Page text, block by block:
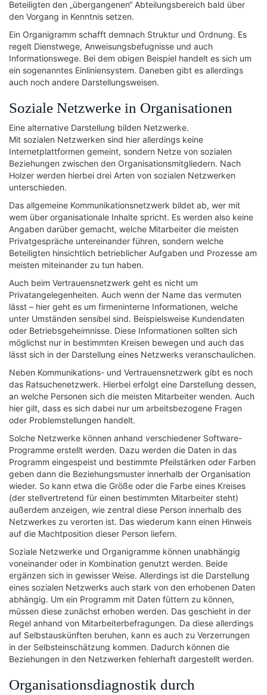
Beteiligten den „übergangenen“ Abteilungsbereich bald über
den Vorgang in Kenntnis setzen.
Ein Organigramm schafft demnach Struktur und Ordnung. Es
regelt Dienstwege, Anweisungsbefugnisse und auch
Informationswege. Bei dem obigen Beispiel handelt es sich um
ein sogenanntes Einliniensystem. Daneben gibt es allerdings
auch noch andere Darstellungsweisen.
Soziale Netzwerke in Organisationen
Eine alternative Darstellung bilden Netzwerke.
Mit sozialen Netzwerken sind hier allerdings keine
Internetplattformen gemeint, sondern Netze von sozialen
Beziehungen zwischen den Organisationsmitgliedern. Nach
Holzer werden hierbei drei Arten von sozialen Netzwerken
unterschieden.
Das allgemeine Kommunikationsnetzwerk bildet ab, wer mit
wem über organisationale Inhalte spricht. Es werden also keine
Angaben darüber gemacht, welche Mitarbeiter die meisten
Privatgespräche untereinander führen, sondern welche
Beteiligten hinsichtlich betrieblicher Aufgaben und Prozesse am
meisten miteinander zu tun haben.
Auch beim Vertrauensnetzwerk geht es nicht um
Privatangelegenheiten. Auch wenn der Name das vermuten
lässt – hier geht es um firmeninterne Informationen, welche
unter Umständen sensibel sind. Beispielsweise Kundendaten
oder Betriebsgeheimnisse. Diese Informationen sollten sich
möglichst nur in bestimmten Kreisen bewegen und auch das
lässt sich in der Darstellung eines Netzwerks veranschaulichen.
Neben Kommunikations- und Vertrauensnetzwerk gibt es noch
das Ratsuchenetzwerk. Hierbei erfolgt eine Darstellung dessen,
an welche Personen sich die meisten Mitarbeiter wenden. Auch
hier gilt, dass es sich dabei nur um arbeitsbezogene Fragen
oder Problemstellungen handelt.
Solche Netzwerke können anhand verschiedener Software-
Programme erstellt werden. Dazu werden die Daten in das
Programm eingespeist und bestimmte Pfeilstärken oder Farben
geben dann die Beziehungsmuster innerhalb der Organisation
wieder. So kann etwa die Größe oder die Farbe eines Kreises
(der stellvertretend für einen bestimmten Mitarbeiter steht)
außerdem anzeigen, wie zentral diese Person innerhalb des
Netzwerkes zu verorten ist. Das wiederum kann einen Hinweis
auf die Machtposition dieser Person liefern.
Soziale Netzwerke und Organigramme können unabhängig
voneinander oder in Kombination genutzt werden. Beide
ergänzen sich in gewisser Weise. Allerdings ist die Darstellung
eines sozialen Netzwerks auch stark von den erhobenen Daten
abhängig. Um ein Programm mit Daten füttern zu können,
müssen diese zunächst erhoben werden. Das geschieht in der
Regel anhand von Mitarbeiterbefragungen. Da diese allerdings
auf Selbstauskünften beruhen, kann es auch zu Verzerrungen
in der Selbsteinschätzung kommen. Dadurch können die
Beziehungen in den Netzwerken fehlerhaft dargestellt werden.
Organisationsdiagnostik durch